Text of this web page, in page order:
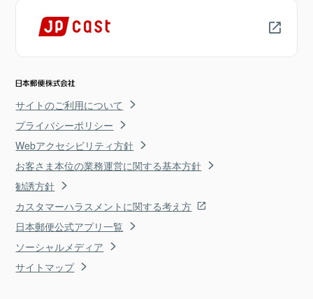
サイトのご利用について
プライバシーポリシー
Webアクセシビリティ方針
お客さま本位の業務運営に関する基本方針
勧誘方針
カスタマーハラスメントに関する考え方
日本郵便公式アプリ一覧
ソーシャルメディア
サイトマップ